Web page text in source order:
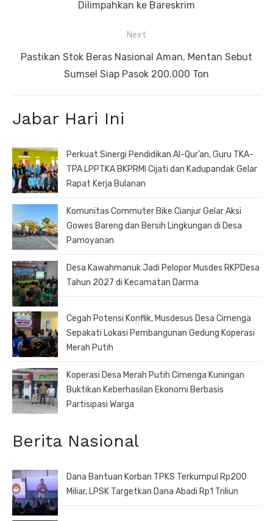
Dilimpahkan ke Bareskrim
Next
Next
Pastikan Stok Beras Nasional Aman, Mentan Sebut
Sumsel Siap Pasok 200.000 Ton
Jabar Hari Ini
Perkuat Sinergi Pendidikan Al-Qur’an, Guru TKA-
TPA LPPTKA BKPRMI Cijati dan Kadupandak Gelar
Rapat Kerja Bulanan
Komunitas Commuter Bike Cianjur Gelar Aksi
Gowes Bareng dan Bersih Lingkungan di Desa
Pamoyanan
Desa Kawahmanuk Jadi Pelopor Musdes RKPDesa
Tahun 2027 di Kecamatan Darma
Cegah Potensi Konflik, Musdesus Desa Cimenga
Sepakati Lokasi Pembangunan Gedung Koperasi
Merah Putih
Koperasi Desa Merah Putih Cimenga Kuningan
Buktikan Keberhasilan Ekonomi Berbasis
Partisipasi Warga
Berita Nasional
Dana Bantuan Korban TPKS Terkumpul Rp200
Miliar, LPSK Targetkan Dana Abadi Rp1 Triliun